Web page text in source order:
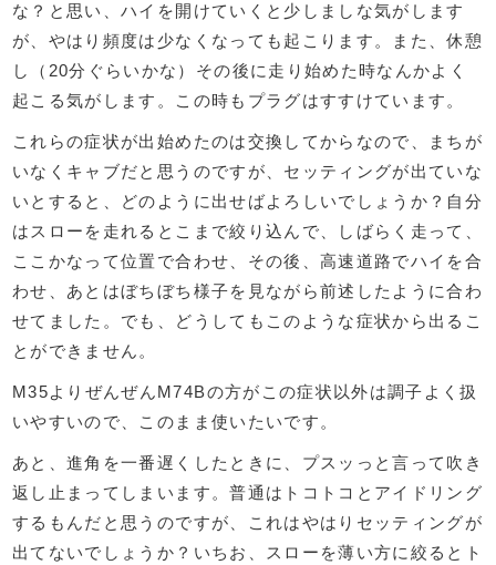
な？と思い、ハイを開けていくと少しましな気がします
が、やはり頻度は少なくなっても起こります。また、休憩
し（20分ぐらいかな）その後に走り始めた時なんかよく
起こる気がします。この時もプラグはすすけています。
これらの症状が出始めたのは交換してからなので、まちが
いなくキャブだと思うのですが、セッティングが出ていな
いとすると、どのように出せばよろしいでしょうか？自分
はスローを走れるとこまで絞り込んで、しばらく走って、
ここかなって位置で合わせ、その後、高速道路でハイを合
わせ、あとはぼちぼち様子を見ながら前述したように合わ
せてました。でも、どうしてもこのような症状から出るこ
とができません。
M35よりぜんぜんM74Bの方がこの症状以外は調子よく扱
いやすいので、このまま使いたいです。
あと、進角を一番遅くしたときに、プスッっと言って吹き
返し止まってしまいます。普通はトコトコとアイドリング
するもんだと思うのですが、これはやはりセッティングが
出てないでしょうか？いちお、スローを薄い方に絞るとト